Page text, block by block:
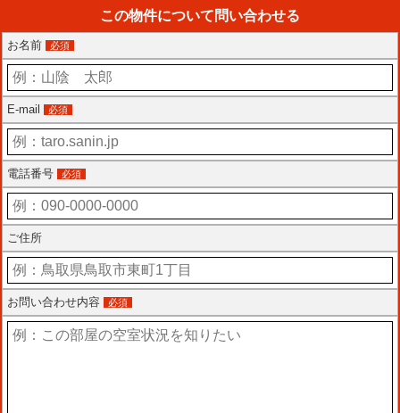
この物件について問い合わせる
お名前 必須
E-mail 必須
電話番号 必須
ご住所
お問い合わせ内容 必須